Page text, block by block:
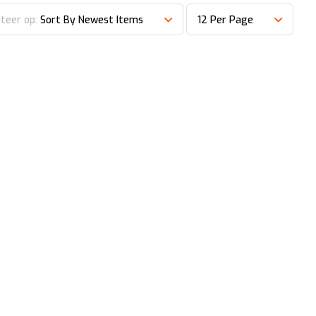
op: Sort By Newest Items 12 Per Page